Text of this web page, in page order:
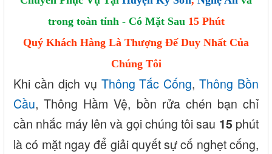
trong toàn tỉnh - Có Mặt Sau 15 Phút
Quý Khách Hàng Là Thượng Đế Duy Nhất Của
Chúng Tôi
Khi cần dịch vụ Thông Tắc Cống,Thông Bồn
Cầu, Thông Hầm Vệ, bồn rửa chén bạn chỉ
cần nhắc máy lên và gọi chúng tôi sau 15 phút
là có mặt ngay để giải quyết sự cố nghẹt cống,